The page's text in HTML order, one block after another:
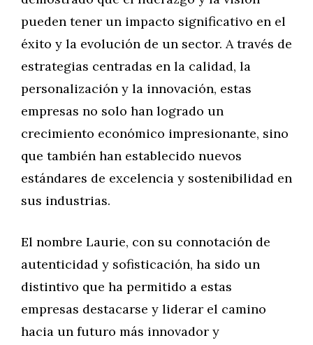
pueden tener un impacto significativo en el
éxito y la evolución de un sector. A través de
estrategias centradas en la calidad, la
personalización y la innovación, estas
empresas no solo han logrado un
crecimiento económico impresionante, sino
que también han establecido nuevos
estándares de excelencia y sostenibilidad en
sus industrias.
El nombre Laurie, con su connotación de
autenticidad y sofisticación, ha sido un
distintivo que ha permitido a estas
empresas destacarse y liderar el camino
hacia un futuro más innovador y